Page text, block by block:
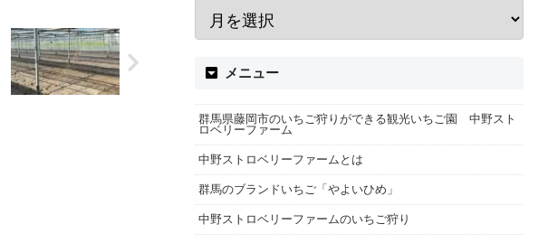
メニュー
群馬県藤岡市のいちご狩りができる観光いちご園 中野スト
ロベリーファーム
中野ストロベリーファームとは
群馬のブランドいちご「やよいひめ」
中野ストロベリーファームのいちご狩り